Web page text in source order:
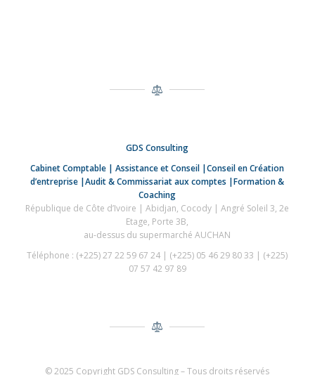
GDS Consulting
Cabinet Comptable | Assistance et Conseil |Conseil en Création
d’entreprise |Audit & Commissariat aux comptes |Formation &
Coaching
République de Côte d’Ivoire | Abidjan, Cocody | Angré Soleil 3, 2e
Etage, Porte 3B,
au-dessus du supermarché AUCHAN
Téléphone : (+225) 27 22 59 67 24 | (+225) 05 46 29 80 33 | (+225)
07 57 42 97 89
© 2025 Copyright GDS Consulting – Tous droits réservés